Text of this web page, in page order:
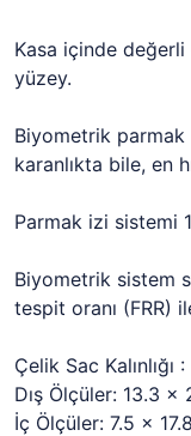
Kasa içinde değerli
yüzey.
Biyometrik parmak
karanlıkta bile, en
Parmak izi sistemi
Biyometrik sistem
tespit oranı (FRR)
Çelik Sac Kalınlığı
Dış Ölçüler: 13.3 x
İç Ölçüler: 7.5 x